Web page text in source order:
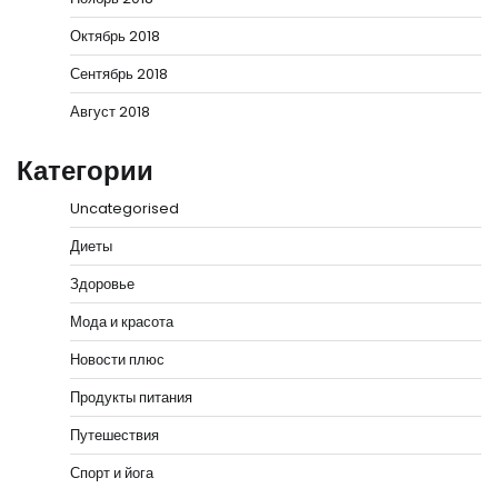
Октябрь 2018
Сентябрь 2018
Август 2018
Категории
Uncategorised
Диеты
Здоровье
Мода и красота
Новости плюс
Продукты питания
Путешествия
Спорт и йога